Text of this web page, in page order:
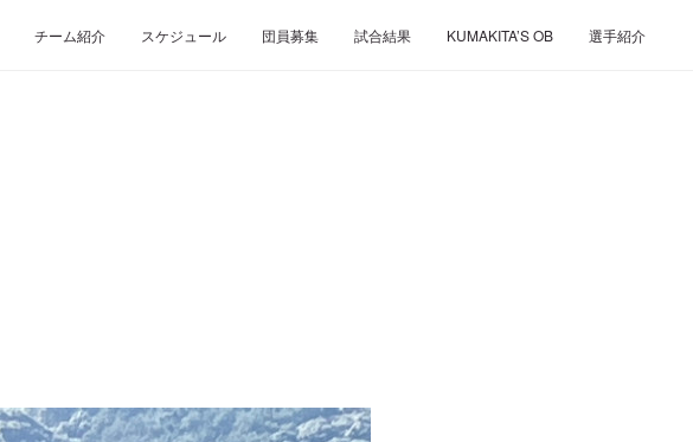
チーム紹介 スケジュール 団員募集 試合結果 KUMAKITA’S OB 選手紹介